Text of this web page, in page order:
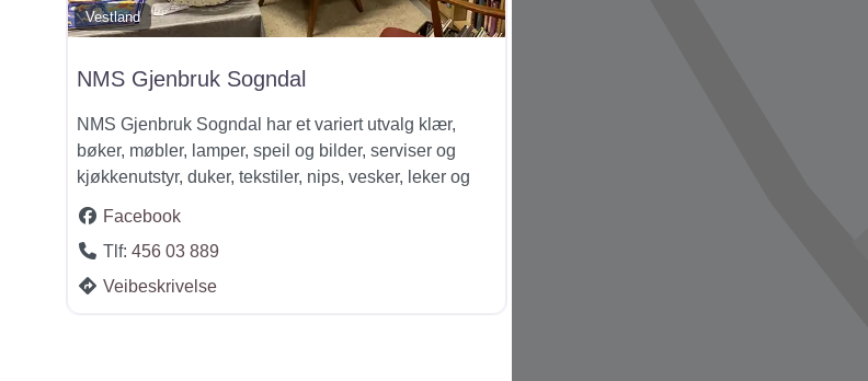
Vestland
NMS Gjenbruk Sogndal
NMS Gjenbruk Sogndal har et variert utvalg klær,
bøker, møbler, lamper, speil og bilder, serviser og
kjøkkenutstyr, duker, tekstiler, nips, vesker, leker og
Facebook
Tlf: 456 03 889
Veibeskrivelse